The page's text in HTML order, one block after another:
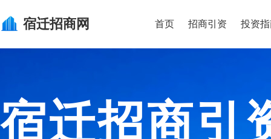
宿迁招商网 首页 招商引资 投资
宿迁招商引